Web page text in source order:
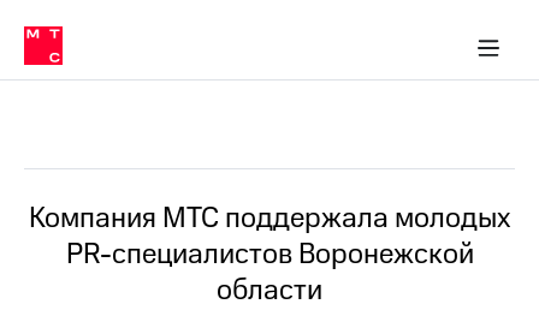
Медиа-центр
и акционерам
Устойчивое развитие
Комплаенс и деловая этика
компании
Карьера
История
компании
в МТС
Пресс-
релизы
о технологиях
Компания МТС поддержала молодых
PR-специалистов Воронежской
области